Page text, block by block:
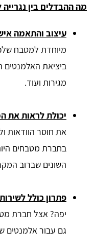
מה ההבדלים בין
עיצוב והתאמה
מיוחדת למטבח
ביציאת האלמנטים
מגירות ועוד.
יכולת לראות את
את חוסר הוודאות
בחברת מטבחים
השונים שברוב
פתרון כולל
יפה? אצל חברת
גם עבור אלמנטים